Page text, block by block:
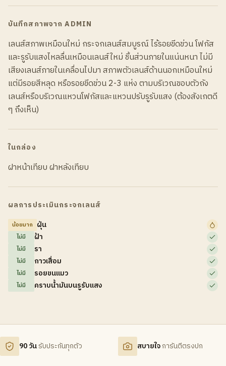
บันทึกสภาพจาก ADMIN
เลนส์สภาพเหมือนใหม่ กระจกเลนส์สมบูรณ์ ไร้รอยขีดข่วน โฟกัส
และรูรับแสงไหลลื่นเหมือนเลนส์ใหม่ ชิ้นส่วนภายในแน่นหนา ไม่มี
เสียงเลนส์ภายในเคลื่อนไปมา สภาพตัวเลนส์ด้านนอกเหมือนใหม่
แต่มีรอยสีหลุด หรือรอยขีดข่วน 2-3 แห่ง ตามบริเวณขอบตัวถัง
เลนส์หรือบริเวณแหวนโฟกัสและแหวนปรับรูรับแสง (ต้องสังเกตดี
ๆ ถึงเห็น)
ในกล่อง
ฝาหน้าเทียบ ฝาหลังเทียบ
ผลการประเมินกระจกเลนส์
น้อยมาก ฝุ่น
ไม่มี ฝ้า
ไม่มี รา
ไม่มี กาวเสื่อม
ไม่มี รอยขนแมว
ไม่มี คราบน้ำมันบนรูรับแสง
90 วันรับประกันทุกตัว สบายใจการันตีตรงปก